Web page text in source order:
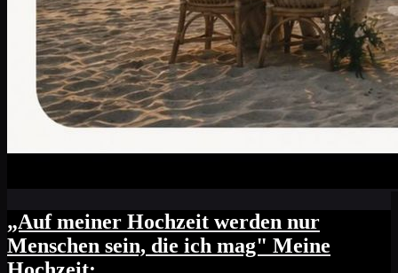
„Auf meiner Hochzeit werden nur
Menschen sein, die ich mag" Meine